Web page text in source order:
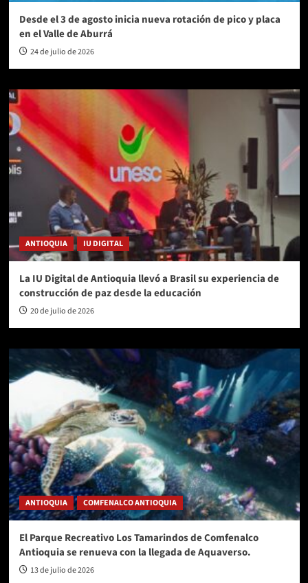
Desde el 3 de agosto inicia nueva rotación de pico y placa
en el Valle de Aburrá
24 de julio de 2026
ANTIOQUIA IU DIGITAL
La IU Digital de Antioquia llevó a Brasil su experiencia de
construcción de paz desde la educación
20 de julio de 2026
ANTIOQUIA COMFENALCO ANTIOQUIA
El Parque Recreativo Los Tamarindos de Comfenalco
Antioquia se renueva con la llegada de Aquaverso.
13 de julio de 2026